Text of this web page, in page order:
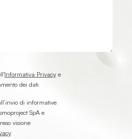
Informativa Privacy e
dei dati
di informative
SpA e
visione